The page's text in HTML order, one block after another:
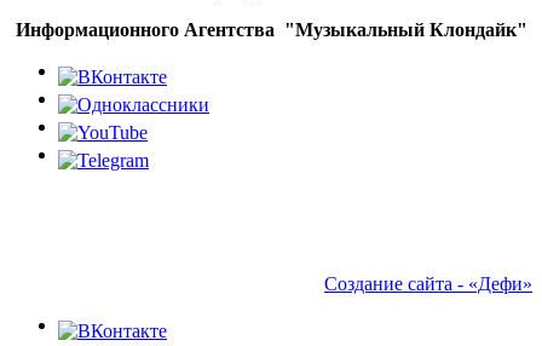
Информационного Агентства "Музыкальный Клондайк"
Создание сайта - «Дефи»